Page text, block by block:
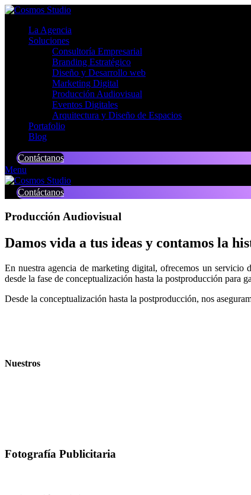
La Agencia
Soluciones
Consultoría Empresarial
Branding Estratégico
Diseño y Desarrollo web
Marketing Digital
Producción Audiovisual
Eventos Digitales
Arquitectura y Diseño de Espacios
Portafolio
Blog
Contáctanos
Menu
Contáctanos
Producción Audiovisual
Damos vida a tus ideas y contamos la
En nuestra agencia de marketing digital, ofrecemos un
desde la fase de conceptualización hasta la postproducción para
Desde la conceptualización hasta la postproducción, nos
Nuestros
Fotografía Publicitaria